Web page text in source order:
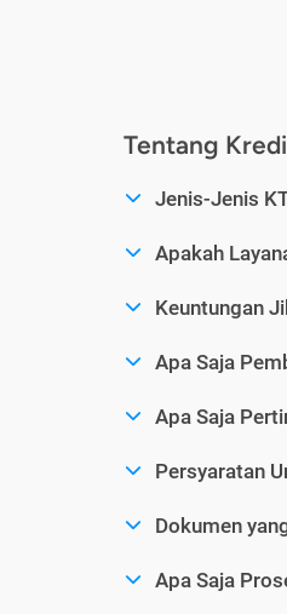
Tentang
Jenis-Jenis
Apakah
Keuntungan
Apa Saja
Apa Saja
Persyaratan
Dokumen
Apa Saja